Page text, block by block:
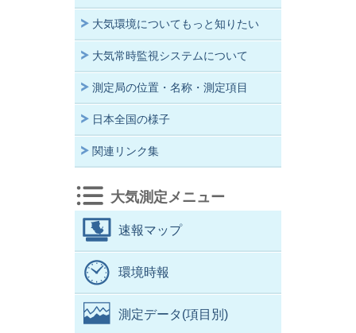
大気環境についてもっと知りたい
大気常時監視システムについて
測定局の位置・名称・測定項目
日本全国の様子
関連リンク集
大気測定メニュー
速報マップ
環境時報
測定データ(項目別)